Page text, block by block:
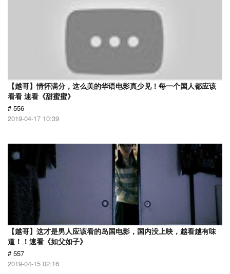
【越哥】情怀满分，这么美的华语电影真少见！每一个国人都应该
看看 速看《甜蜜蜜》
# 556
2019-04-17 10:39
【越哥】这才是男人应该看的岛国电影，国内没上映，越看越有味
道！！速看《如父如子》
# 557
2019-04-15 02:16